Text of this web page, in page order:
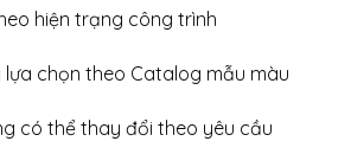
hiện trạng công trình
lựa chọn theo Catalog mẫu màu
có thể thay đổi theo yêu cầu